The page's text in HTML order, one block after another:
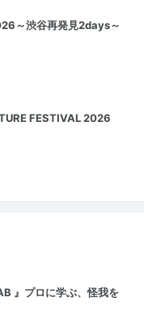
～渋谷再発見2days～
FESTIVAL 2026
』プロに学ぶ、怪我を